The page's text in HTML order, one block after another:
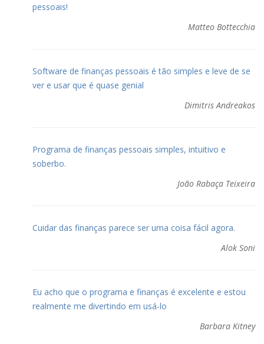
pessoais!
Matteo Bottecchia
Software de finanças pessoais é tão simples e leve de se
ver e usar que é quase genial
Dimitris Andreakos
Programa de finanças pessoais simples, intuitivo e
soberbo.
João Rabaça Teixeira
Cuidar das finanças parece ser uma coisa fácil agora.
Alok Soni
Eu acho que o programa e finanças é excelente e estou
realmente me divertindo em usá-lo
Barbara Kitney